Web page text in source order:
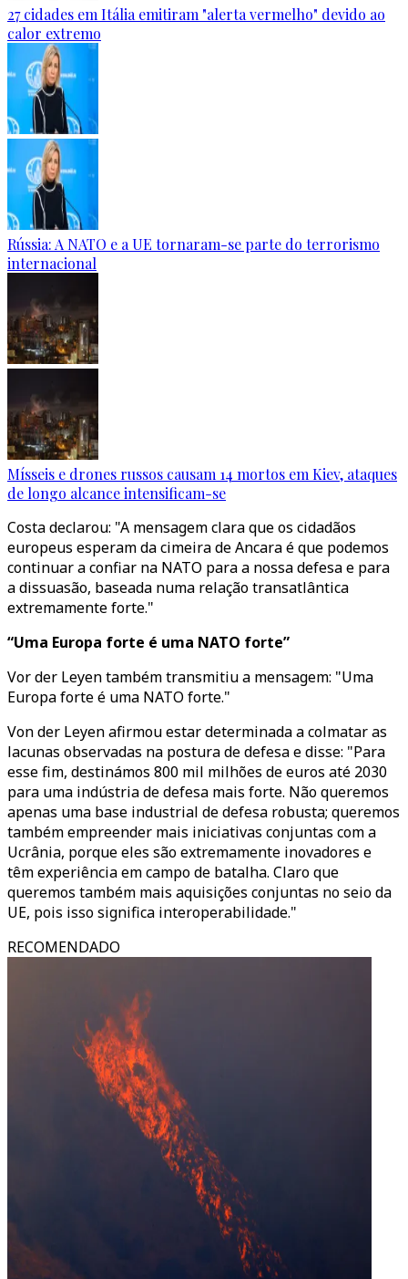
27 cidades em Itália emitiram "alerta vermelho" devido ao
calor extremo
Rússia: A NATO e a UE tornaram-se parte do terrorismo
internacional
Mísseis e drones russos causam 14 mortos em Kiev, ataques
de longo alcance intensificam-se
Costa declarou: "A mensagem clara que os cidadãos
europeus esperam da cimeira de Ancara é que podemos
continuar a confiar na NATO para a nossa defesa e para
a dissuasão, baseada numa relação transatlântica
extremamente forte."
“Uma Europa forte é uma NATO forte”
Vor der Leyen também transmitiu a mensagem: "Uma
Europa forte é uma NATO forte."
Von der Leyen afirmou estar determinada a colmatar as
lacunas observadas na postura de defesa e disse: "Para
esse fim, destinámos 800 mil milhões de euros até 2030
para uma indústria de defesa mais forte. Não queremos
apenas uma base industrial de defesa robusta; queremos
também empreender mais iniciativas conjuntas com a
Ucrânia, porque eles são extremamente inovadores e
têm experiência em campo de batalha. Claro que
queremos também mais aquisições conjuntas no seio da
UE, pois isso significa interoperabilidade."
RECOMENDADO